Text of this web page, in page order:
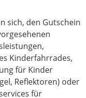
sich, den Gutschein
Kinderfahrrades,
für Kinder
Reflektoren) oder
für